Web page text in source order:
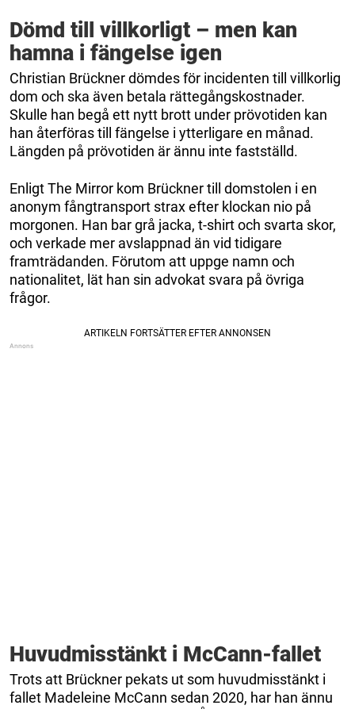
Dömd till villkorligt – men kan
hamna i fängelse igen
Christian Brückner dömdes för incidenten till villkorlig
dom och ska även betala rättegångskostnader.
Skulle han begå ett nytt brott under prövotiden kan
han återföras till fängelse i ytterligare en månad.
Längden på prövotiden är ännu inte fastställd.
Enligt The Mirror kom Brückner till domstolen i en
anonym fångtransport strax efter klockan nio på
morgonen. Han bar grå jacka, t-shirt och svarta skor,
och verkade mer avslappnad än vid tidigare
framträdanden. Förutom att uppge namn och
nationalitet, lät han sin advokat svara på övriga
frågor.
Huvudmisstänkt i McCann-fallet
Trots att Brückner pekats ut som huvudmisstänkt i
fallet Madeleine McCann sedan 2020, har han ännu